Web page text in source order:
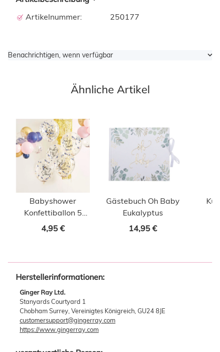
Artikelnummer:
250177
Benachrichtigen, wenn verfügbar
Ähnliche Artikel
Babyshower
Konfettiballon 5
Stück
4,95 €
Gästebuch Oh Baby
Eukalyptus
14,95 €
Herstellerinformationen:
Ginger Ray Ltd.
Stanyards Courtyard 1
Chobham Surrey, Vereinigtes Königreich, GU24 8JE
customersupport@gingerray.com
https://www.gingerray.com